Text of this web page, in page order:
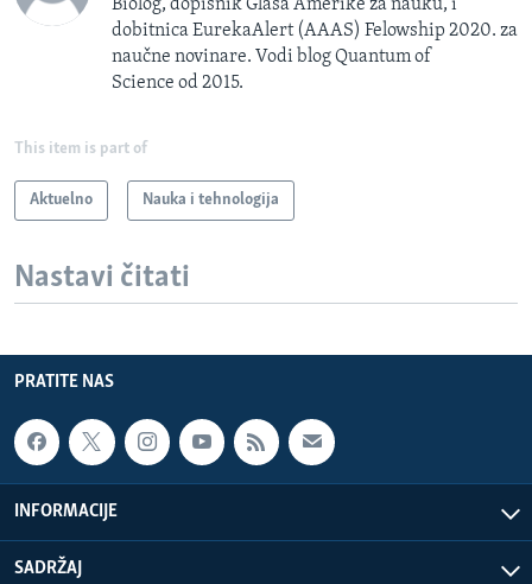
Biolog, dopisnik Glasa Amerike za nauku, i
dobitnica EurekaAlert (AAAS) Felowship 2020. za
naučne novinare. Vodi blog Quantum of
Science od 2015.
This item is part of
Aktuelno Nauka i tehnologija
Nastavi čitati
PRATITE NAS
INFORMACIJE
SADRŽAJ